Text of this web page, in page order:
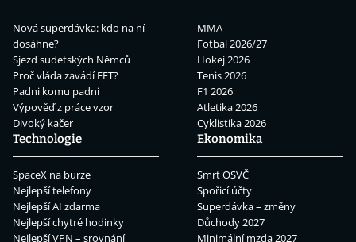
Nová superdávka: kdo na ní
dosáhne?
Sjezd sudetských Němců
Proč vláda zavádí EET?
Padni komu padni
Výpověď z práce vzor
Divoký kačer
MMA
Fotbal 2026/27
Hokej 2026
Tenis 2026
F1 2026
Atletika 2026
Cyklistika 2026
Technologie
SpaceX na burze
Nejlepší telefony
Nejlepší AI zdarma
Nejlepší chytré hodinky
Nejlepší VPN – srovnání
Ekonomika
Smrt OSVČ
Spořicí účty
Superdávka – změny
Důchody 2027
Minimální mzda 2027